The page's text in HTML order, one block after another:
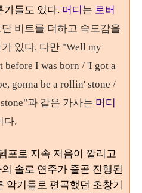
가들도 있다. 머디 는 로버
비트를 더하고 속도감을
있다. 다만 "Well my
before I was born / 'I got a
gonna be a rollin' stone /
과 같은 가사는 머디
다.
포로 지속 저음이 깔리고
솔로 연주가 줄곧 진행된
악기들로 편곡했던 초창기